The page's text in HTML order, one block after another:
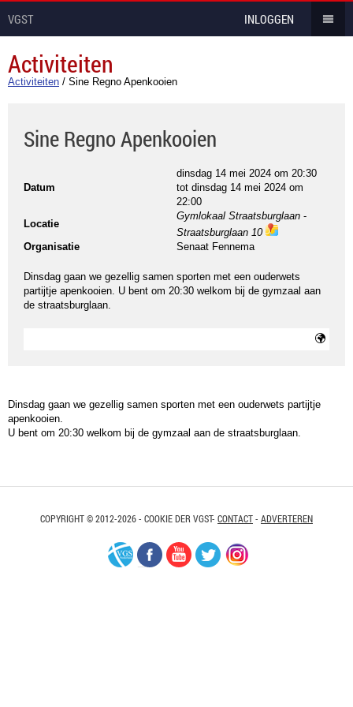
VGST INLOGGEN
Activiteiten
Activiteiten / Sine Regno Apenkooien
Sine Regno Apenkooien
Datum
dinsdag 14 mei 2024 om 20:30
tot dinsdag 14 mei 2024 om
22:00
Locatie
Gymlokaal Straatsburglaan -
Straatsburglaan 10
Organisatie Senaat Fennema
Dinsdag gaan we gezellig samen sporten met een ouderwets
partijtje apenkooien. U bent om 20:30 welkom bij de gymzaal aan
de straatsburglaan.
Dinsdag gaan we gezellig samen sporten met een ouderwets partijtje
apenkooien.
U bent om 20:30 welkom bij de gymzaal aan de straatsburglaan.
COPYRIGHT © 2012-2026 - COOKIE DER VGST- CONTACT- ADVERTEREN